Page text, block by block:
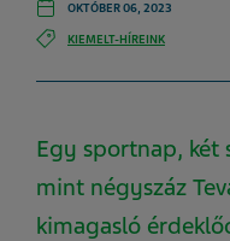
OKTÓBER 06, 2023
KIEMELT-HÍREINK
Egy sportnap,
mint négyszáz
kimagasló